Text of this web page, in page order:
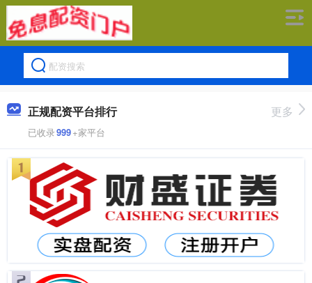
正规配资平台排行
已收录999+家平台
更多